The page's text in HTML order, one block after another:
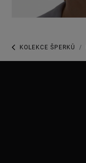
KOLEKCE ŠPERKŮ